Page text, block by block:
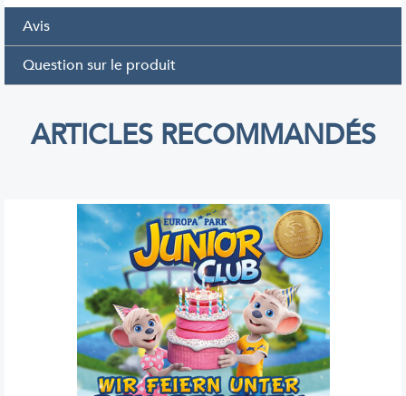
Avis
Question sur le produit
ARTICLES RECOMMANDÉS